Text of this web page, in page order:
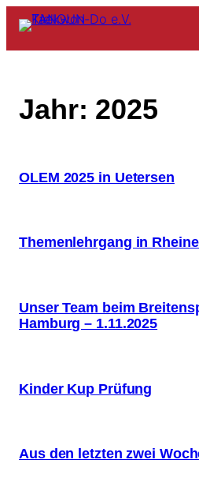
Inhalt
springen
Jahr: 2025
OLEM 2025 in Uetersen
Themenlehrgang in
Unser Team beim
Hamburg – 1.11.2025
Kinder Kup Prüfung
Aus den letzten zwei